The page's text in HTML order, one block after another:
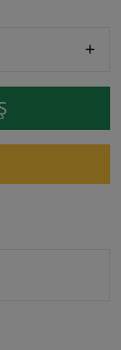
+